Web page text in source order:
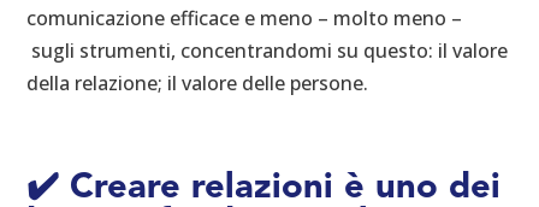
comunicazione efficace e meno – molto meno –
sugli strumenti, concentrandomi su questo: il valore
della relazione; il valore delle persone.
✔️ Creare relazioni è uno dei